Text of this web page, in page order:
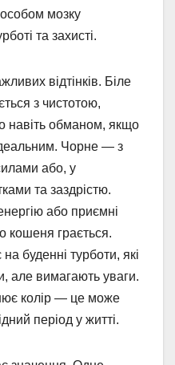
мозку
та захисті.
відтінків. Біле
з чистотою,
навіть обманом, якщо
Чорне — з
або, у
та заздрістю.
або приємні
кошеня грається.
буденні турботи, які
але вимагають уваги.
колір — це може
період у житті.